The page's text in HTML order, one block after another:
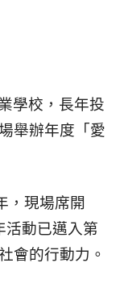
學校，長年投
舉辦年度「愛
，現場席開
活動已邁入第
會的行動力。